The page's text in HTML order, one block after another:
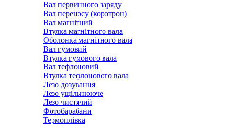
Вал первинного заряду
Вал переносу (коротрон)
Вал магнітний
Втулка магнітного вала
Оболонка магнітного вала
Вал гумовий
Втулка гумового вала
Вал тефлоновий
Втулка тефлонового вала
Лезо дозування
Лезо ущільнююче
Лезо чистячий
Фотобарабани
Термоплівка